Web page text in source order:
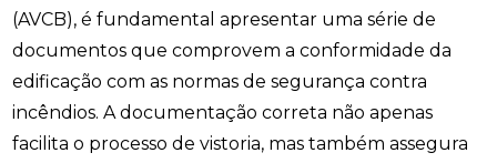
(AVCB), é fundamental apresentar uma série de
documentos que comprovem a conformidade da
edificação com as normas de segurança contra
incêndios. A documentação correta não apenas
facilita o processo de vistoria, mas também assegura